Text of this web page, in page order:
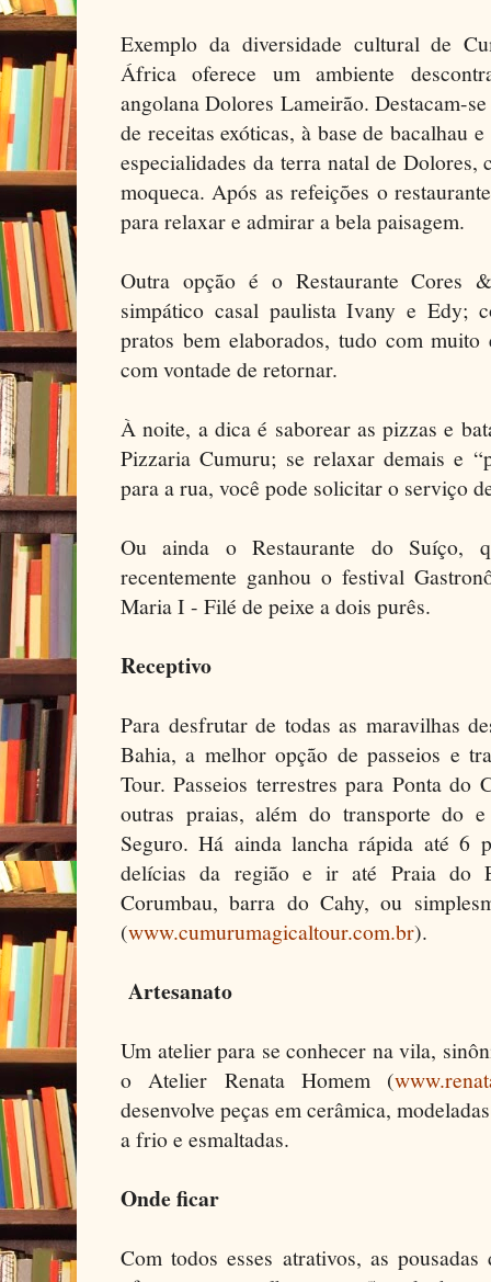
Exemplo da diversidade cultural de
África oferece um ambiente
angolana Dolores Lameirão. Destacam-
de receitas exóticas, à base de bacalhau
especialidades da terra natal de Dolores,
moqueca. Após as refeições o
para relaxar e admirar a bela paisagem.
Outra opção é o Restaurante Cores
simpático casal paulista Ivany e Edy;
pratos bem elaborados, tudo com
com vontade de retornar.
À noite, a dica é saborear as pizzas e
Pizzaria Cumuru; se relaxar demais e
para a rua, você pode solicitar o serviço
Ou ainda o Restaurante do Suíço,
recentemente ganhou o festival
Maria I - Filé de peixe a dois purês.
Receptivo
Para desfrutar de todas as maravilhas
Bahia, a melhor opção de passeios e
Tour. Passeios terrestres para Ponta do
outras praias, além do transporte do
Seguro. Há ainda lancha rápida até 6
delícias da região e ir até Praia do
Corumbau, barra do Cahy, ou
(www.cumurumagicaltour.com.br).
Artesanato
Um atelier para se conhecer na vila,
o Atelier Renata Homem (
desenvolve peças em cerâmica,
a frio e esmaltadas.
Onde ficar
Com todos esses atrativos, as